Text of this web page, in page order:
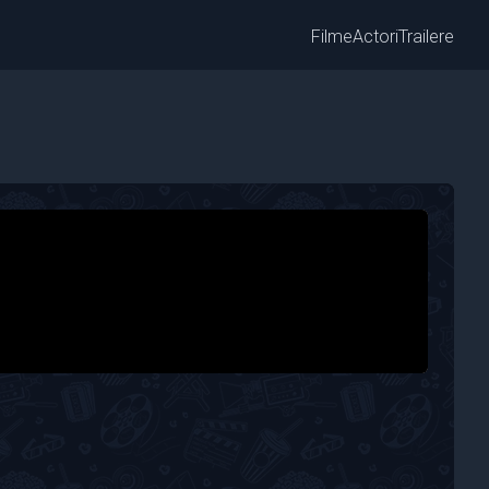
FilmeActoriTrailere